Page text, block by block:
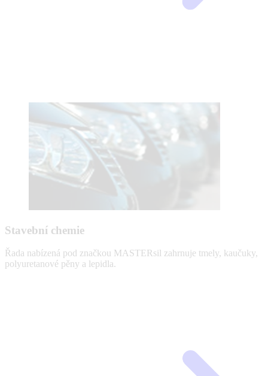
Stavební chemie
Řada nabízená pod značkou MASTERsil zahrnuje tmely, kaučuky,
polyuretanové pěny a lepidla.